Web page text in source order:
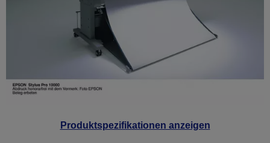
Produktspezifikationen anzeigen